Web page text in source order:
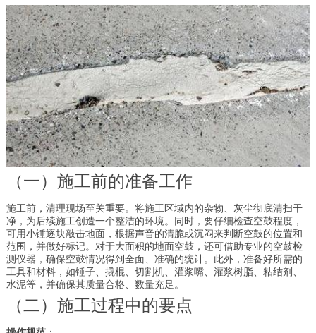
（一）施工前的准备工作
施工前，清理现场至关重要。将施工区域内的杂物、灰尘彻底清扫干
净，为后续施工创造一个整洁的环境。同时，要仔细检查空鼓程度，
可用小锤逐块敲击地面，根据声音的清脆或沉闷来判断空鼓的位置和
范围，并做好标记。对于大面积的地面空鼓，还可借助专业的空鼓检
测仪器，确保空鼓情况得到全面、准确的统计。此外，准备好所需的
工具和材料，如锤子、撬棍、切割机、灌浆嘴、灌浆树脂、粘结剂、
水泥等，并确保其质量合格、数量充足。
（二）施工过程中的要点